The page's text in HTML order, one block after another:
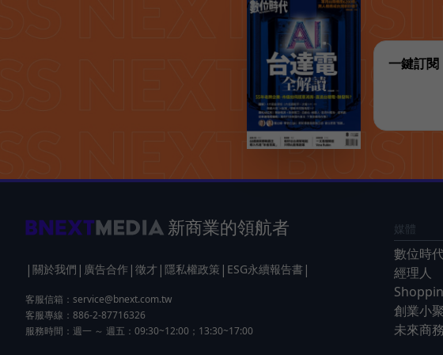
一鍵訂
新商業的領航者
| 關於我們 | 廣告合作 | 徵才 | 隱私權政策 | ESG永續報告書 |
客服信箱： service@bnext.com.tw
客服專線：886-2-87716326
服務時間：週一 ～ 週五：09:30~12:00；13:30~17:00
媒體
數位時
經理人
創業小聚
未來商務